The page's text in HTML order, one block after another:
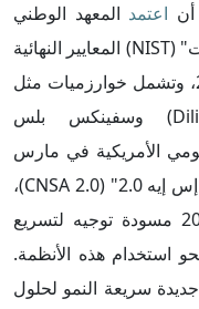
اعتمد المعهد الوطني
للمعايير والتقنية بالولايات المتحدة "نيست" (NIST) المعايير النهائية
للتشفير ما بعد الكم في أغسطس 2024، وتشمل خوارزميات مثل
كايبر (Kyber) وديليثيوم (Dilithium) وسفينكس بلس
الأمريكية في مارس
2025 بإطلاق سياسته المحدثة "سي إن إس إيه 2.0" (CNSA 2.0)،
البيت الأبيض في يوليو 2025 مسودة توجيه لتسريع
استخدام هذه الأنظمة.
سريعة النمو لحلول